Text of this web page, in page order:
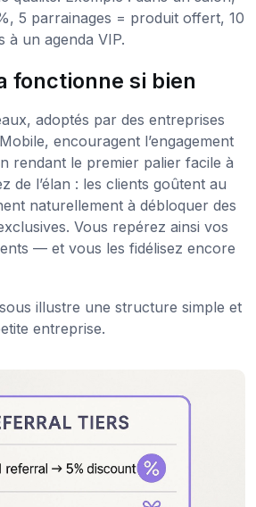
5 parrainages = produit offert, 10
à un agenda VIP.
fonctionne si bien
adoptés par des entreprises
encouragent l’engagement
rendant le premier palier facile à
de l’élan : les clients goûtent au
naturellement à débloquer des
Vous repérez ainsi vos
— et vous les fidélisez encore
illustre une structure simple et
entreprise.